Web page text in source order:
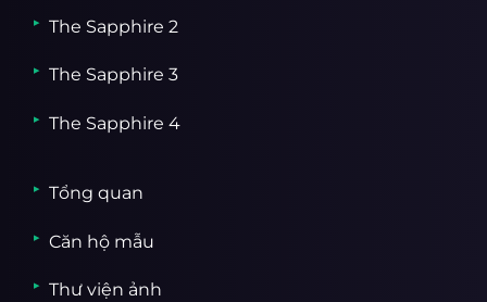
The Sapphire 2
The Sapphire 3
The Sapphire 4
Tổng quan
Căn hộ mẫu
Thư viện ảnh